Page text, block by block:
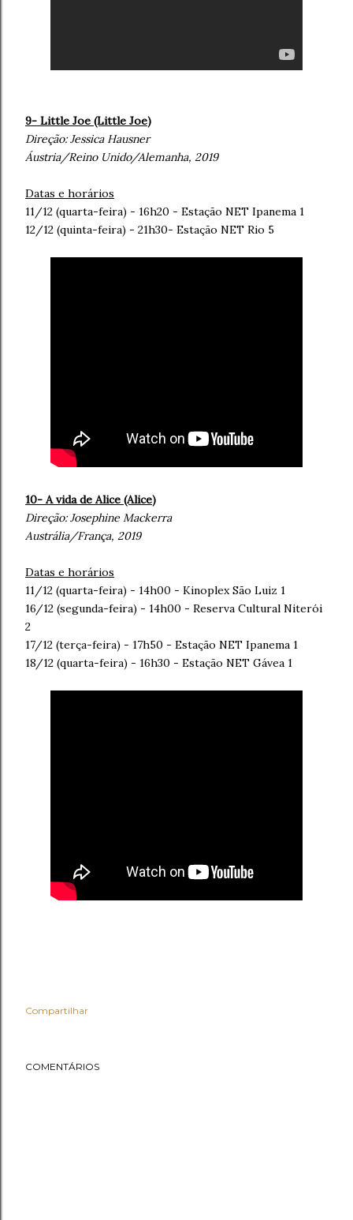
9- Little Joe (Little Joe)
Direção:Jessica Hausner
Áustria/Reino Unido/Alemanha, 2019
Datas e horários
11/12 (quarta-feira) - 16h20 - Estação NET Ipanema 1
12/12 (quinta-feira) - 21h30- Estação NET Rio 5
10- A vida de Alice (Alice)
Direção:Josephine Mackerra
Austrália/França, 2019
Datas e horários
11/12 (quarta-feira) - 14h00 - Kinoplex São Luiz 1
16/12 (segunda-feira) - 14h00 - Reserva Cultural Niterói
2
17/12 (terça-feira) - 17h50 - Estação NET Ipanema 1
18/12 (quarta-feira) - 16h30 - Estação NET Gávea 1
Compartilhar
COMENTÁRIOS